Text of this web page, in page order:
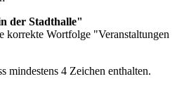
der Stadthalle"
korrekte Wortfolge "Veranstaltungen
mindestens 4 Zeichen enthalten.